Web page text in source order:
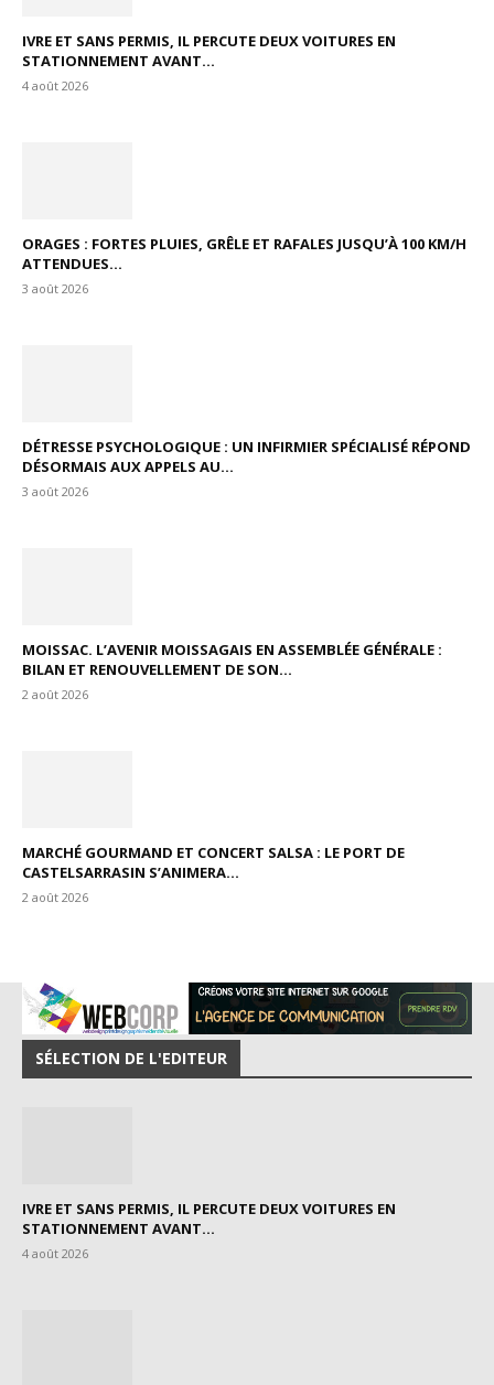
IVRE ET SANS PERMIS, IL PERCUTE DEUX VOITURES EN
STATIONNEMENT AVANT...
4 août 2026
ORAGES : FORTES PLUIES, GRÊLE ET RAFALES JUSQU’À 100 KM/H
ATTENDUES...
3 août 2026
DÉTRESSE PSYCHOLOGIQUE : UN INFIRMIER SPÉCIALISÉ RÉPOND
DÉSORMAIS AUX APPELS AU...
3 août 2026
MOISSAC. L’AVENIR MOISSAGAIS EN ASSEMBLÉE GÉNÉRALE :
BILAN ET RENOUVELLEMENT DE SON...
2 août 2026
MARCHÉ GOURMAND ET CONCERT SALSA : LE PORT DE
CASTELSARRASIN S’ANIMERA...
2 août 2026
SÉLECTION DE L'EDITEUR
IVRE ET SANS PERMIS, IL PERCUTE DEUX VOITURES EN
STATIONNEMENT AVANT...
4 août 2026